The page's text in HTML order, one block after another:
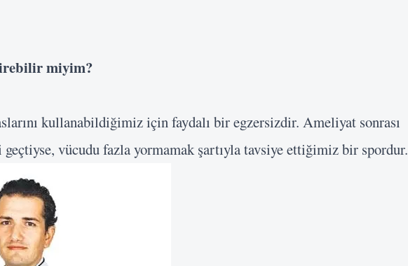
miyim?
kullanabildiğimiz için faydalı bir egzersizdir. Ameliyat sonrası
vücudu fazla yormamak şartıyla tavsiye ettiğimiz bir spordur.
Kullanıcı Adı veya E-posta
Beni Hatırla